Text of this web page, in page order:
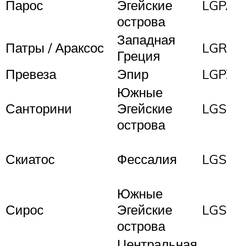
Парос
Эгейские
острова
Патры / Араксос
Западная
Греция
Превеза
Эпир
Санторини
Южные
Эгейские
острова
Скиатос Фессалия
Сирос
Южные
Эгейские
острова